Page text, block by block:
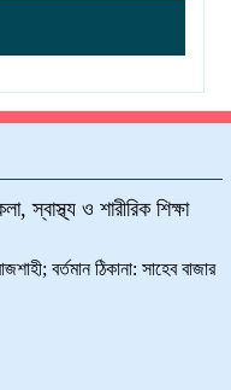
স্বাস্থ্য ও শারীরিক শিক্ষা
বর্তমান ঠিকানা: সাহেব বাজার